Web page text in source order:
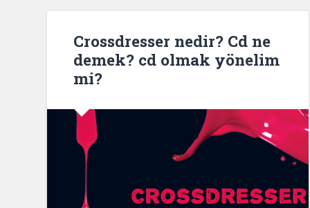
Crossdresser nedir? Cd ne
demek? cd olmak yönelim
mi?